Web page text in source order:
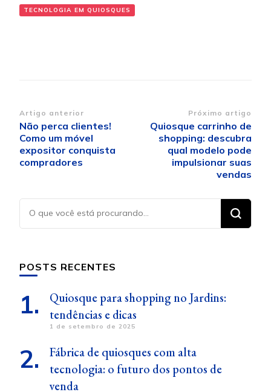
TECNOLOGIA EM QUIOSQUES
Navegação
de
post
Artigo anterior
Não perca clientes!
Como um móvel
expositor conquista
compradores
Próximo artigo
Quiosque carrinho de
shopping: descubra
qual modelo pode
impulsionar suas
vendas
Procurando
algo?
POSTS RECENTES
Quiosque para shopping no Jardins:
tendências e dicas
1 de setembro de 2025
Fábrica de quiosques com alta
tecnologia: o futuro dos pontos de
venda